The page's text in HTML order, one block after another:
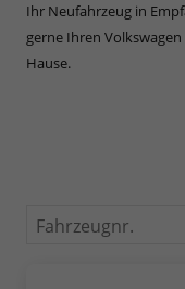
Ihr Neufahrzeug in
gerne Ihren
Hause.
Fahrzeugnr.